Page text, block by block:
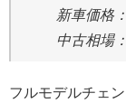
新車価格
中古相場
フルモデルチェ